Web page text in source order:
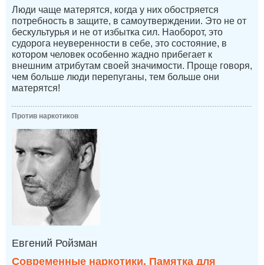
Люди чаще матерятся, когда у них обостряется
потребность в защите, в самоутверждении. Это не от
бескультурья и не от избытка сил. Наоборот, это
судорога неуверенности в себе, это состояние, в
котором человек особенно жадно прибегает к
внешним атрибутам своей значимости. Проще говоря,
чем больше люди перепуганы, тем больше они
матерятся!
Против наркотиков
Евгений Ройзман
Современные наркотики. Памятка для